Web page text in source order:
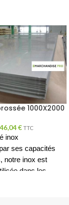
1000X2000
€ TTC
inox
par ses capacités
, notre inox est
dans les
comme
les boucheries